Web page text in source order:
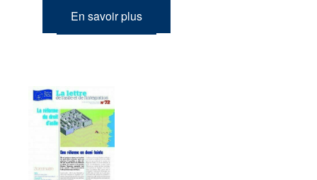
En savoir plus